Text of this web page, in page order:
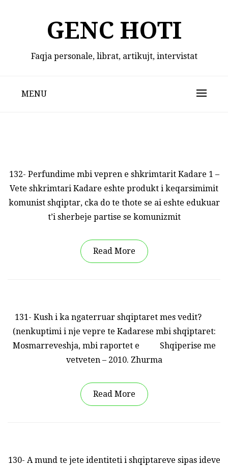
GENC HOTI
Faqja personale, librat, artikujt, intervistat
MENU
132- Perfundime mbi vepren e shkrimtarit Kadare 1 –
Vete shkrimtari Kadare eshte produkt i keqarsimimit
komunist shqiptar, cka do te thote se ai eshte edukuar
t’i sherbeje partise se komunizmit
Read More
131- Kush i ka ngaterruar shqiptaret mes vedit?
(nenkuptimi i nje vepre te Kadarese mbi shqiptaret:
Mosmarreveshja, mbi raportet e Shqiperise me
vetveten – 2010. Zhurma
Read More
130- A mund te jete identiteti i shqiptareve sipas ideve